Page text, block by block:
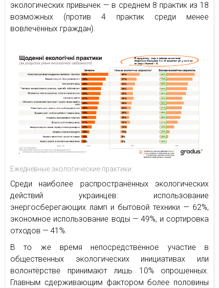
экологических привычек — в среднем 8 практик из 18
возможных (против 4 практик среди менее
вовлечённых граждан).
Ежедневные экологические практики
Среди наиболее распространённых экологических
действий украинцев: использование
энергосберегающих ламп и бытовой техники — 62%,
экономное использование воды — 49%, и сортировка
отходов — 41%.
В то же время непосредственное участие в
общественных экологических инициативах или
волонтёрстве принимают лишь 10% опрошенных.
Главным сдерживающим фактором более половины